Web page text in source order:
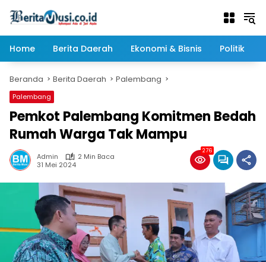
Home
Berita Daerah Ekonomi & Bisnis Politik
Beranda Berita Daerah Palembang
Palembang
Pemkot Palembang Komitmen Bedah
Rumah Warga Tak Mampu
Admin
2 Min Baca
31 Mei 2024
276